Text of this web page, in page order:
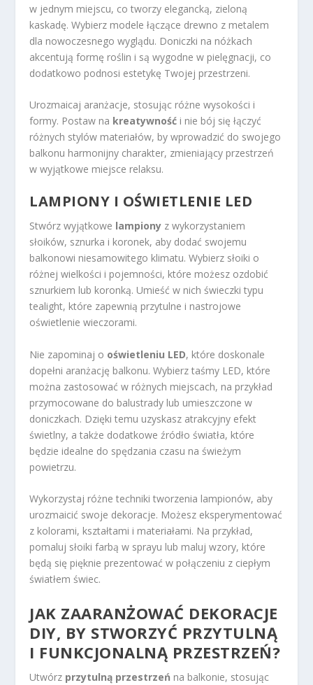
w jednym miejscu, co tworzy elegancką, zieloną
kaskadę. Wybierz modele łączące drewno z metalem
dla nowoczesnego wyglądu. Doniczki na nóżkach
akcentują formę roślin i są wygodne w pielęgnacji, co
dodatkowo podnosi estetykę Twojej przestrzeni.
Urozmaicaj aranżacje, stosując różne wysokości i
formy. Postaw na kreatywność i nie bój się łączyć
różnych stylów materiałów, by wprowadzić do swojego
balkonu harmonijny charakter, zmieniający przestrzeń
w wyjątkowe miejsce relaksu.
LAMPIONY I OŚWIETLENIE LED
Stwórz wyjątkowe lampiony z wykorzystaniem
słoików, sznurka i koronek, aby dodać swojemu
balkonowi niesamowitego klimatu. Wybierz słoiki o
różnej wielkości i pojemności, które możesz ozdobić
sznurkiem lub koronką. Umieść w nich świeczki typu
tealight, które zapewnią przytulne i nastrojowe
oświetlenie wieczorami.
Nie zapominaj o oświetleniu LED, które doskonale
dopełni aranżację balkonu. Wybierz taśmy LED, które
można zastosować w różnych miejscach, na przykład
przymocowane do balustrady lub umieszczone w
doniczkach. Dzięki temu uzyskasz atrakcyjny efekt
świetlny, a także dodatkowe źródło światła, które
będzie idealne do spędzania czasu na świeżym
powietrzu.
Wykorzystaj różne techniki tworzenia lampionów, aby
urozmaicić swoje dekoracje. Możesz eksperymentować
z kolorami, kształtami i materiałami. Na przykład,
pomaluj słoiki farbą w sprayu lub maluj wzory, które
będą się pięknie prezentować w połączeniu z ciepłym
światłem świec.
JAK ZAARANŻOWAĆ DEKORACJE
DIY, BY STWORZYĆ PRZYTULNĄ
I FUNKCJONALNĄ PRZESTRZEŃ?
Utwórz przytulną przestrzeń na balkonie, stosując